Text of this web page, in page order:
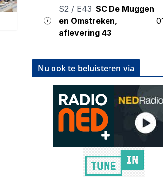
Nu ook te beluisteren via